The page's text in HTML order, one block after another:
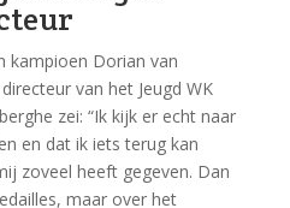
kampioen Dorian van
van het Jeugd WK
zei: “Ik kijk er echt naar
en dat ik iets terug kan
zoveel heeft gegeven. Dan
maar over het